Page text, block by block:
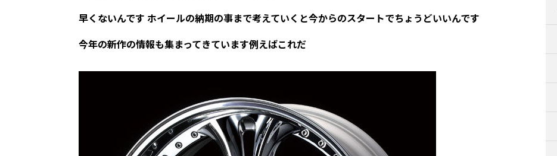
早くないんです ホイールの納期の事まで考えていくと今からのスタートでちょうどいいんです
今年の新作の情報も集まってきています例えばこれだ